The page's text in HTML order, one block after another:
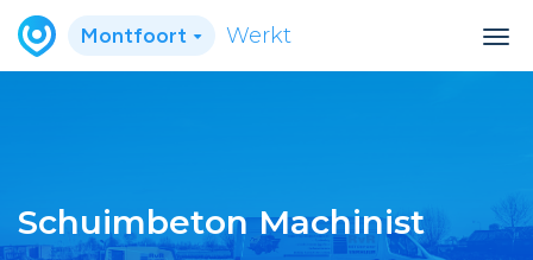
Montfoort Werkt
Schuimbeton Machinist